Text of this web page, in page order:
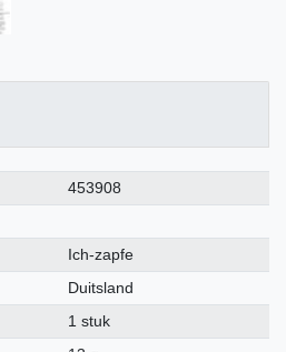
453908
Ich-zapfe
Duitsland
1 stuk